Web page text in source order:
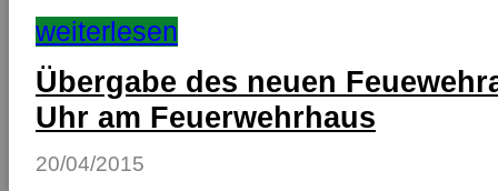
weiterlesen
Übergabe des neuen
Uhr am Feuerwehrhaus
20/04/2015